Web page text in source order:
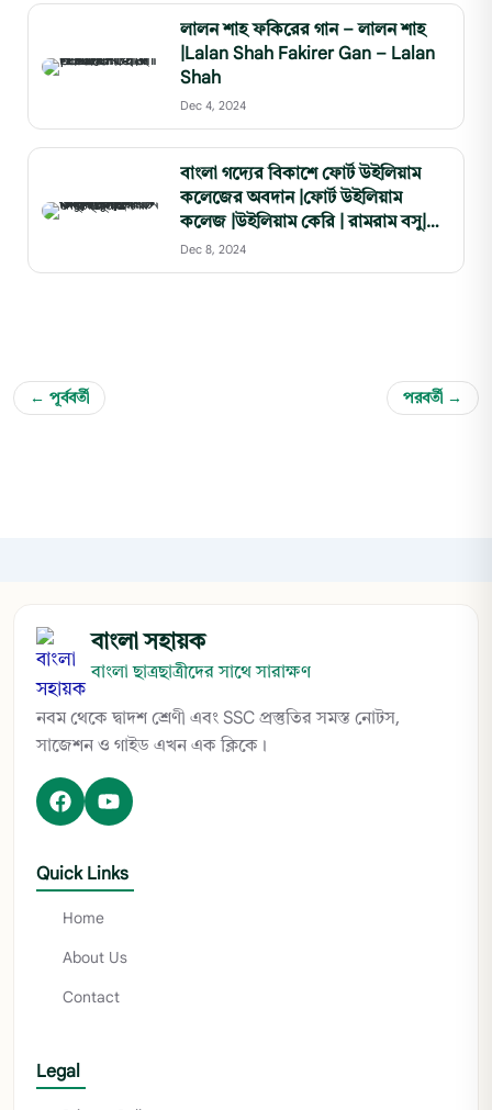
লালন শাহ ফকিরের গান – লালন শাহ
|Lalan Shah Fakirer Gan – Lalan
Shah
Dec 4, 2024
বাংলা গদ্যের বিকাশে ফোর্ট উইলিয়াম
কলেজের অবদান |ফোর্ট উইলিয়াম
কলেজ |উইলিয়াম কেরি | রামরাম বসু|
মৃত্যুঞ্জয় বিদ্যালঙ্কার
Dec 8, 2024
← পূর্ববর্তী পরবর্তী →
বাংলা সহায়ক
বাংলা ছাত্রছাত্রীদের সাথে সারাক্ষণ
নবম থেকে দ্বাদশ শ্রেণী এবং SSC প্রস্তুতির সমস্ত নোটস,
সাজেশন ও গাইড এখন এক ক্লিকে।
Quick Links
Home
About Us
Contact
Legal